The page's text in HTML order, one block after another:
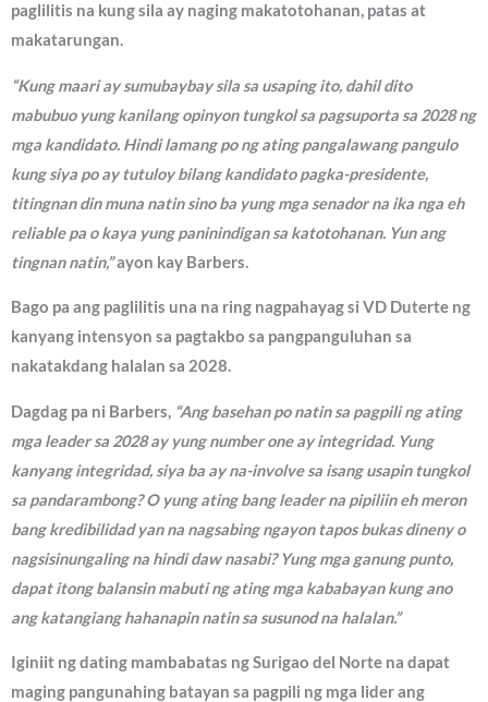
paglilitis na kung sila ay naging makatotohanan, patas at
makatarungan.
“Kung maari ay sumubaybay sila sa usaping ito, dahil dito
mabubuo yung kanilang opinyon tungkol sa pagsuporta sa 2028 ng
mga kandidato. Hindi lamang po ng ating pangalawang pangulo
kung siya po ay tutuloy bilang kandidato pagka-presidente,
titingnan din muna natin sino ba yung mga senador na ika nga eh
reliable pa o kaya yung paninindigan sa katotohanan. Yun ang
tingnan natin,”ayon kay Barbers.
Bago pa ang paglilitis una na ring nagpahayag si VD Duterte ng
kanyang intensyon sa pagtakbo sa pangpanguluhan sa
nakatakdang halalan sa 2028.
Dagdag pa ni Barbers, “Ang basehan po natin sa pagpili ng ating
mga leader sa 2028 ay yung number one ay integridad. Yung
kanyang integridad, siya ba ay na-involve sa isang usapin tungkol
sa pandarambong? O yung ating bang leader na pipiliin eh meron
bang kredibilidad yan na nagsabing ngayon tapos bukas dineny o
nagsisinungaling na hindi daw nasabi? Yung mga ganung punto,
dapat itong balansin mabuti ng ating mga kababayan kung ano
ang katangiang hahanapin natin sa susunod na halalan.”
Iginiit ng dating mambabatas ng Surigao del Norte na dapat
maging pangunahing batayan sa pagpili ng mga lider ang